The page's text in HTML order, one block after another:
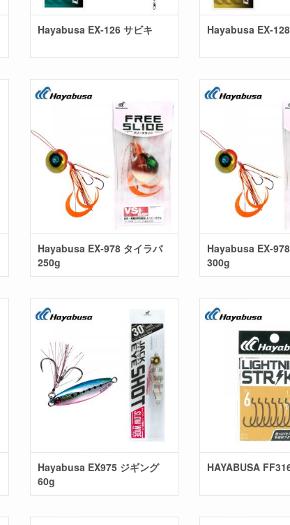
Hayabusa EX-126 サビキ Hayabusa EX-
Hayabusa EX-978 タイラバ
250g
Hayabusa EX-
300g
Hayabusa EX975 ジギング
60g
HAYABUSA